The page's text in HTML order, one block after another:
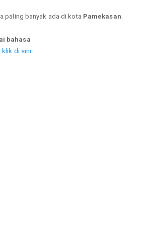
paling banyak ada di kota Pamekasan
bahasa
klik di sini